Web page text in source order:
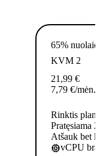
65%
KVM 2
21,99 €
7,79 €/mėn.
Rinktis planą
Pratęsiama
Atšauk bet
vCPU